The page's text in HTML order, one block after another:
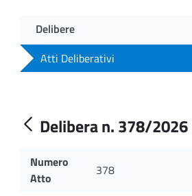
Delibere
Atti Deliberativi
Delibera n. 378/2026
Numero
Atto
378